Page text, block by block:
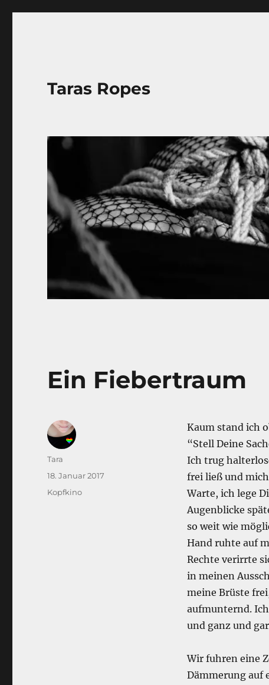
Taras Ropes
Ein Fiebertraum
Kaum stand ich
“Stell Deine
Ich trug
frei ließ und
Warte, ich lege
Augenblicke
so weit wie
Hand ruhte auf
Rechte verirrte
in meinen
meine Brüste
aufmunternd.
und ganz und
Wir fuhren eine
Dämmerung auf
Autor
Tara
Veröffentlicht
18. Januar 2017
Kategorien
Kopfkino